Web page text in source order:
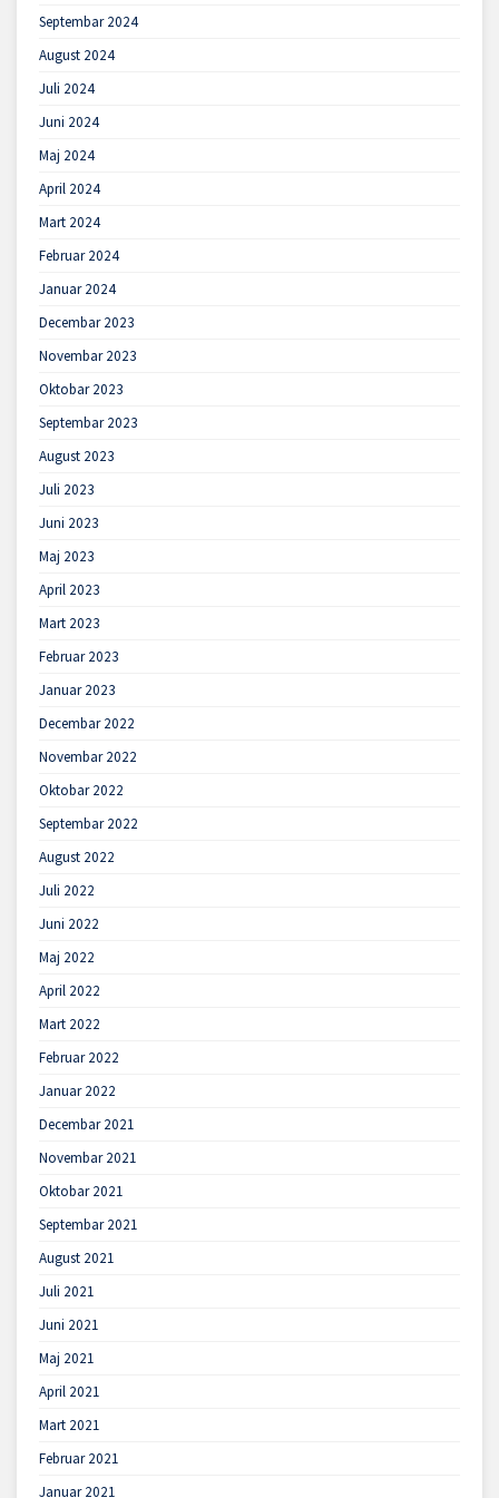
Septembar 2024
August 2024
Juli 2024
Juni 2024
Maj 2024
April 2024
Mart 2024
Februar 2024
Januar 2024
Decembar 2023
Novembar 2023
Oktobar 2023
Septembar 2023
August 2023
Juli 2023
Juni 2023
Maj 2023
April 2023
Mart 2023
Februar 2023
Januar 2023
Decembar 2022
Novembar 2022
Oktobar 2022
Septembar 2022
August 2022
Juli 2022
Juni 2022
Maj 2022
April 2022
Mart 2022
Februar 2022
Januar 2022
Decembar 2021
Novembar 2021
Oktobar 2021
Septembar 2021
August 2021
Juli 2021
Juni 2021
Maj 2021
April 2021
Mart 2021
Februar 2021
Januar 2021